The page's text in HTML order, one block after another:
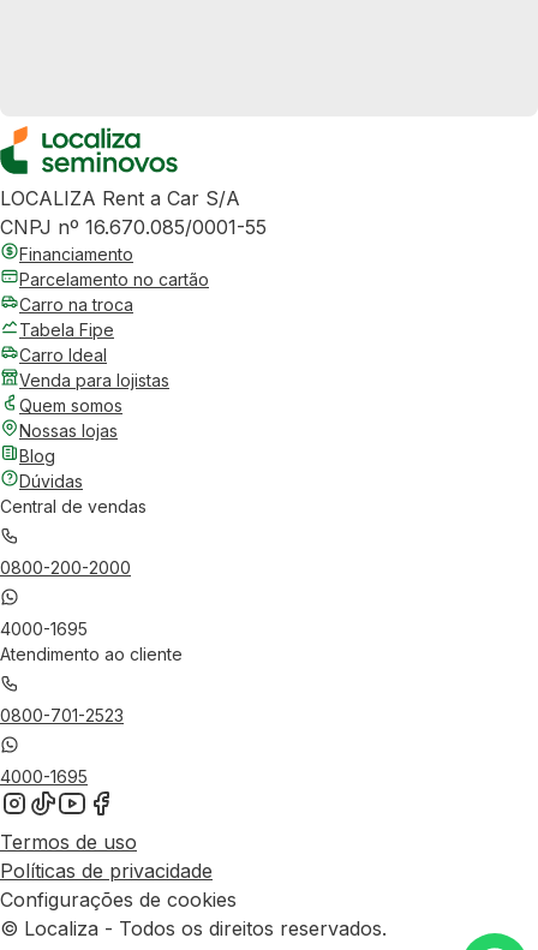
LOCALIZA Rent a Car S/A
CNPJ nº 16.670.085/0001-55
Financiamento
Parcelamento no cartão
Carro na troca
Tabela Fipe
Carro Ideal
Venda para lojistas
Quem somos
Nossas lojas
Blog
Dúvidas
Central de vendas
0800-200-2000
4000-1695
Atendimento ao cliente
0800-701-2523
4000-1695
Termos de uso
Políticas de privacidade
Configurações de cookies
© Localiza - Todos os direitos reservados.